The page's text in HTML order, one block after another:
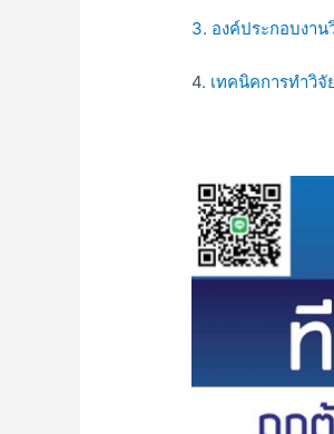
3. องค์ประกอบงาน
4. เทคนิคการทำวิจั